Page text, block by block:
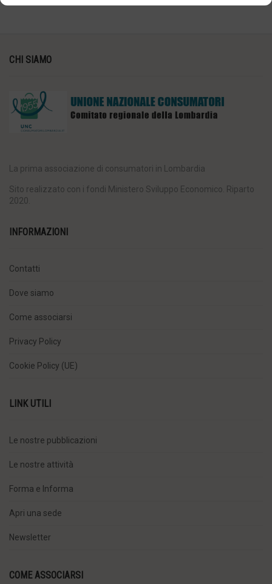
CHI SIAMO
La prima associazione di consumatori in Lombardia
Sito realizzato con i fondi Ministero Sviluppo Economico. Riparto
2020.
INFORMAZIONI
Contatti
Dove siamo
Come associarsi
Privacy Policy
Cookie Policy (UE)
LINK UTILI
Le nostre pubblicazioni
Le nostre attività
Forma e Informa
Apri una sede
Newsletter
COME ASSOCIARSI